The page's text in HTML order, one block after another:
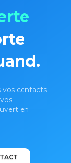
vos contacts
en